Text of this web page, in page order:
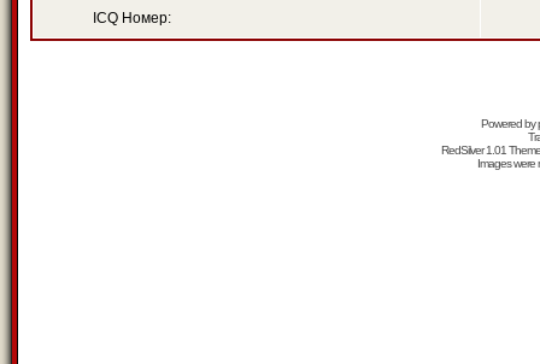
ICQ Номер:
Powered by
RedSilver 1.01
Images were